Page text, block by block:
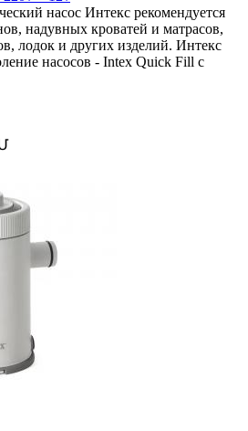
насос Интекс рекомендуется
надувных кроватей и матрасов,
лодок и других изделий. Интекс
насосов - Intex Quick Fill с